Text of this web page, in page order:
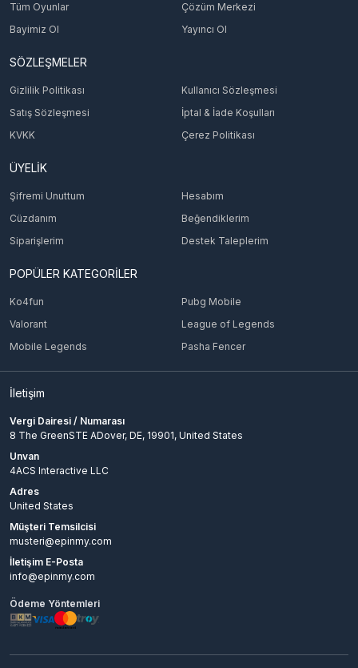
Tüm Oyunlar
Çözüm Merkezi
Bayimiz Ol
Yayıncı Ol
SÖZLEŞMELER
Gizlilik Politikası
Kullanıcı Sözleşmesi
Satış Sözleşmesi
İptal & İade Koşulları
KVKK
Çerez Politikası
ÜYELİK
Şifremi Unuttum
Hesabım
Cüzdanım
Beğendiklerim
Siparişlerim
Destek Taleplerim
POPÜLER KATEGORİLER
Ko4fun
Pubg Mobile
Valorant
League of Legends
Mobile Legends
Pasha Fencer
İletişim
Vergi Dairesi / Numarası
8 The GreenSTE ADover, DE, 19901, United States
Unvan
4ACS Interactive LLC
Adres
United States
Müşteri Temsilcisi
musteri@epinmy.com
İletişim E-Posta
info@epinmy.com
Ödeme Yöntemleri